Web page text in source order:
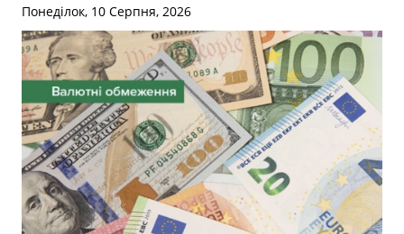
Понеділок, 10 Серпня, 2026